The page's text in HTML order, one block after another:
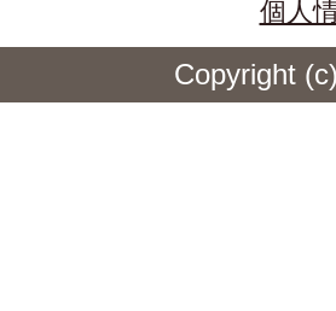
個人
Copyright